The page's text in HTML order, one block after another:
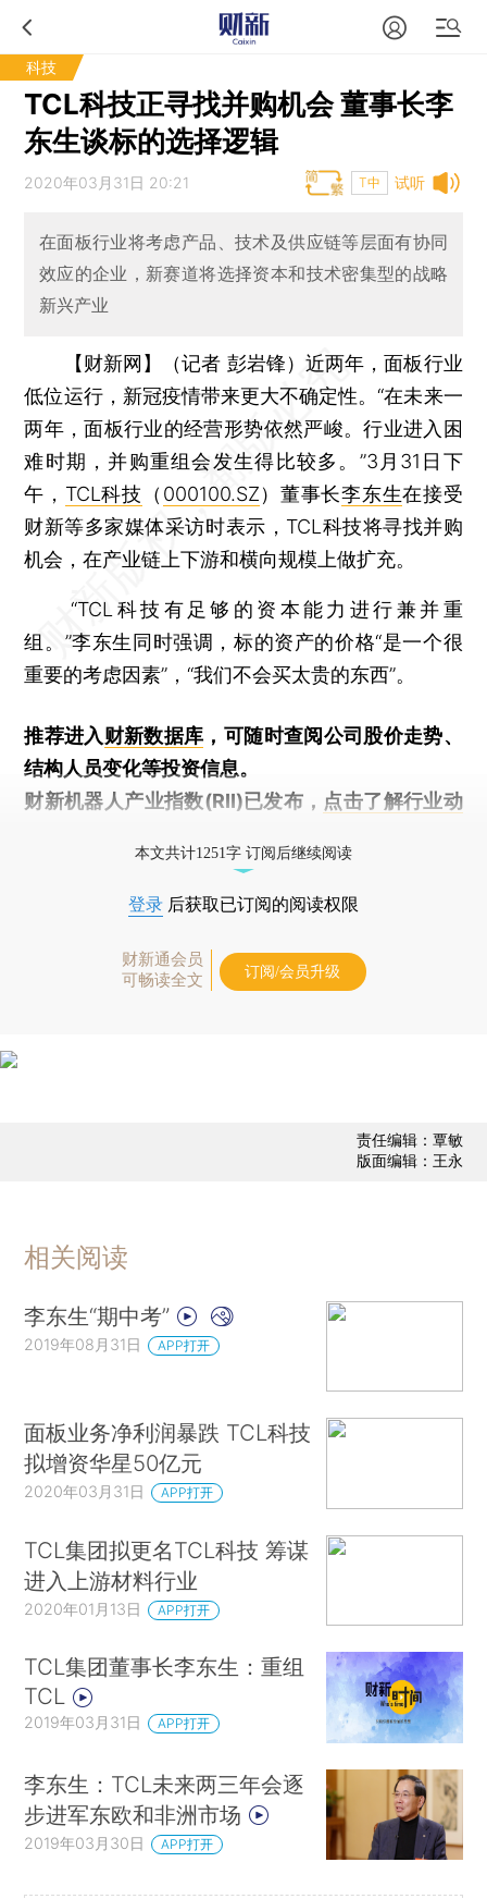
科技
TCL科技正寻找并购机会 董事长李
东生谈标的选择逻辑
试听
2020年03月31日 20:21 T中
在面板行业将考虑产品、技术及供应链等层面有协同
效应的企业，新赛道将选择资本和技术密集型的战略
新兴产业
【财新网】（记者 彭岩锋） 近两年，面板行业
低位运行，新冠疫情带来更大不确定性。“在未来一
两年，面板行业的经营形势依然严峻。行业进入困
难时期，并购重组会发生得比较多。”3月31日下
午， TCL科技 （ 000100.SZ）董事长李东生在接受
财新等多家媒体采访时表示，TCL科技将寻找并购
机会，在产业链上下游和横向规模上做扩充。
“TCL科技有足够的资本能力进行兼并重
组。”李东生同时强调，标的资产的价格“是一个很
重要的考虑因素”，“我们不会买太贵的东西”。
推荐进入财新数据库 ，可随时查阅公司股价走势、
结构人员变化等投资信息。
财新机器人产业指数(RII)已发布， 点击了解行业动
本文共计1251字 订阅后继续阅读
登录 后获取已订阅的阅读权限
财新通会员
可畅读全文
订阅/会员升级
责任编辑：覃敏
版面编辑：王永
相关阅读
李东生“期中考”
2019年08月31日 APP打开
面板业务净利润暴跌 TCL科技
拟增资华星50亿元
2020年03月31日 APP打开
TCL集团拟更名TCL科技 筹谋
进入上游材料行业
2020年01月13日 APP打开
TCL集团董事长李东生：重组
TCL
2019年03月31日 APP打开
李东生：TCL未来两三年会逐
步进军东欧和非洲市场
2019年03月30日 APP打开